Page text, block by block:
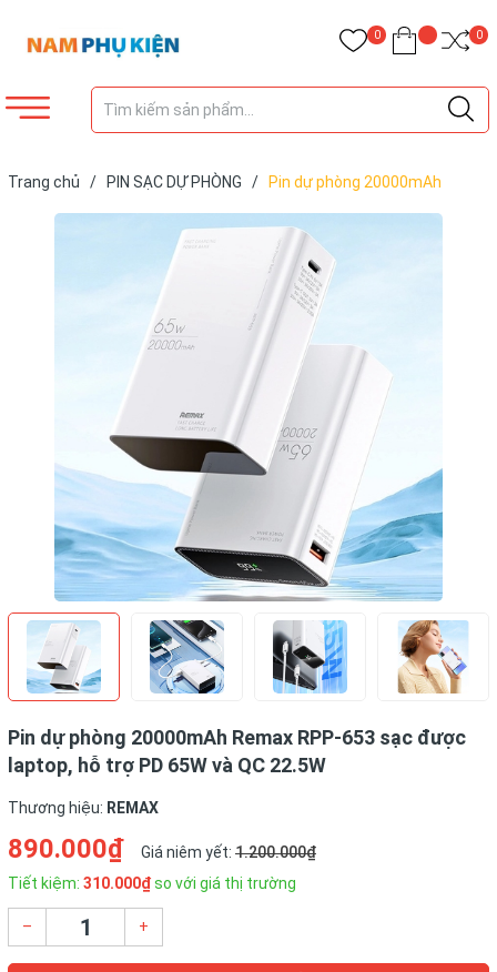
0 0
Trang chủ / PIN SẠC DỰ PHÒNG /
Pin dự phòng 20000mAh
Pin dự phòng 20000mAh Remax RPP-653 sạc được
laptop, hỗ trợ PD 65W và QC 22.5W
Thương hiệu: REMAX
890.000₫ Giá niêm yết: 1.200.000₫
Tiết kiệm: 310.000₫so với giá thị trường
– +